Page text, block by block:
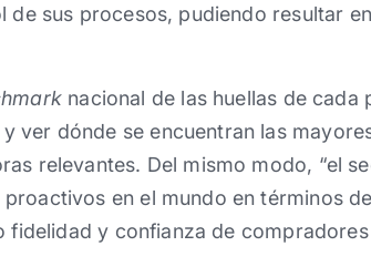
sus procesos, pudiendo resultar
nacional de las huellas de cada
ver dónde se encuentran las
relevantes. Del mismo modo, “el
en el mundo en términos de
fidelidad y confianza de compradores